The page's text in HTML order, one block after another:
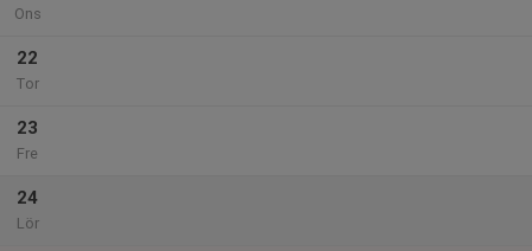
Ons
22
Tor
23
Fre
24
Lör